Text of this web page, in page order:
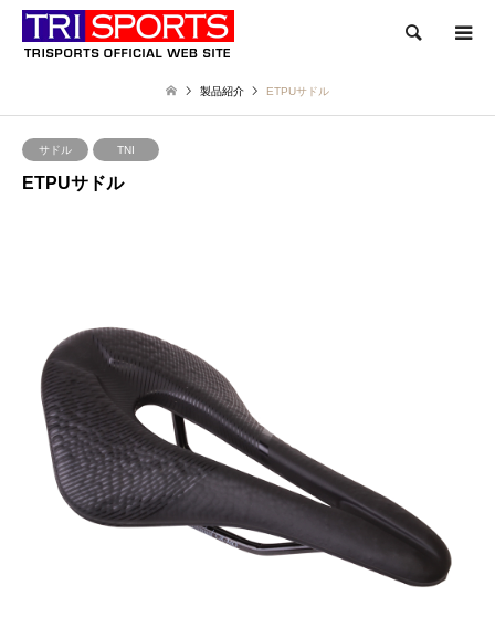
検索
製品紹介 ETPUサドル
サドル TNI
ETPUサドル